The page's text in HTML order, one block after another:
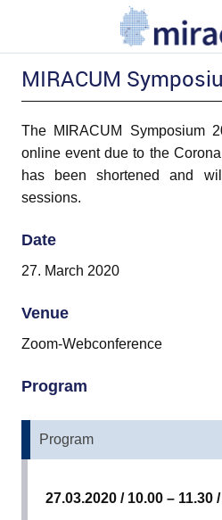
MIRACUM
child menu
child menu
child menu
MIRACUM
The MIRACUM Symposium
online event due to the
has been shortened and
sessions.
Date
27. March 2020
Venue
Zoom-Webconference
Program
Program
27.03.2020 / 10.00 – 11.30